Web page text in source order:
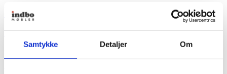
Samtykke Detaljer Om
Vipp455 Swivel Chair Drejestol med hjul
Fra10.495,00kr.
+ Flere varianter